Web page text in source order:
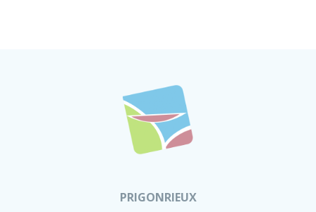
PRIGONRIEUX